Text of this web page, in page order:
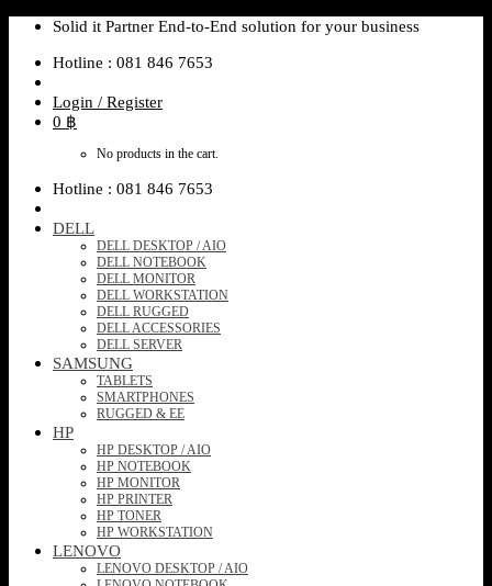
Skip
content
Solid it Partner End-to-End solution for your business
Hotline : 081 846 7653
Login / Register
0 ฿
No products in the cart.
Hotline : 081 846 7653
DELL
DELL DESKTOP / AIO
DELL NOTEBOOK
DELL MONITOR
DELL WORKSTATION
DELL RUGGED
DELL ACCESSORIES
DELL SERVER
SAMSUNG
TABLETS
SMARTPHONES
RUGGED & EE
HP
HP DESKTOP / AIO
HP NOTEBOOK
HP MONITOR
HP PRINTER
HP TONER
HP WORKSTATION
LENOVO
LENOVO DESKTOP / AIO